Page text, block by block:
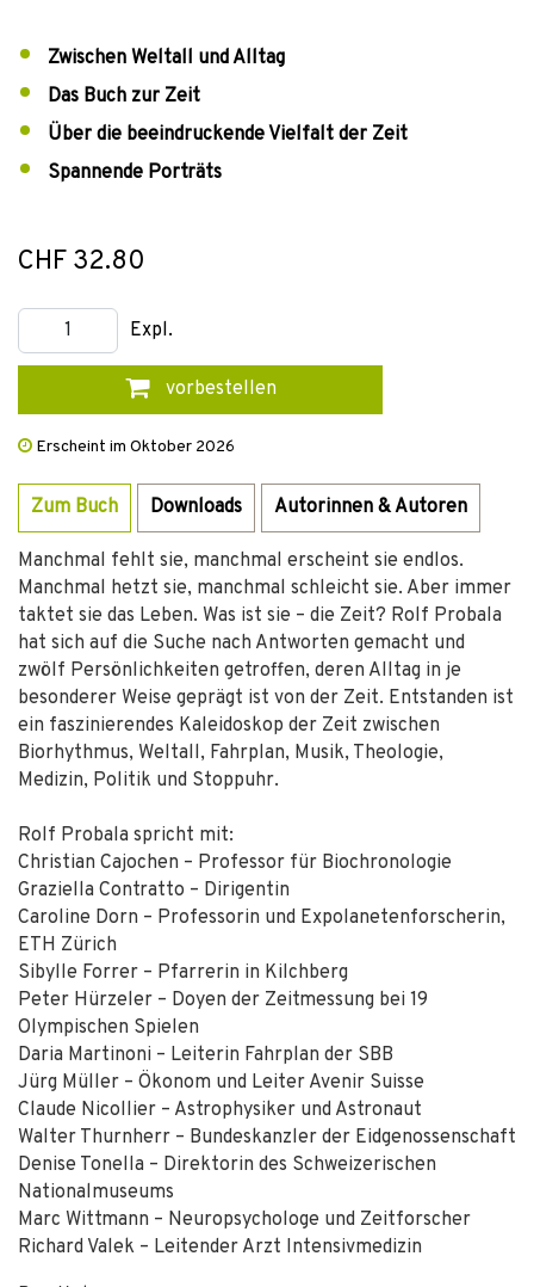
Zwischen Weltall und Alltag
Das Buch zur Zeit
Über die beeindruckende Vielfalt der Zeit
Spannende Porträts
CHF 32.80
Expl.
vorbestellen
Erscheint im Oktober 2026
Zum Buch Downloads Autorinnen & Autoren
Manchmal fehlt sie, manchmal erscheint sie endlos.
Manchmal hetzt sie, manchmal schleicht sie. Aber immer
taktet sie das Leben. Was ist sie – die Zeit? Rolf Probala
hat sich auf die Suche nach Antworten gemacht und
zwölf Persönlichkeiten getroffen, deren Alltag in je
besonderer Weise geprägt ist von der Zeit. Entstanden ist
ein faszinierendes Kaleidoskop der Zeit zwischen
Biorhythmus, Weltall, Fahrplan, Musik, Theologie,
Medizin, Politik und Stoppuhr.
Rolf Probala spricht mit:
Christian Cajochen – Professor für Biochronologie
Graziella Contratto – Dirigentin
Caroline Dorn – Professorin und Expolanetenforscherin,
ETH Zürich
Sibylle Forrer – Pfarrerin in Kilchberg
Peter Hürzeler – Doyen der Zeitmessung bei 19
Olympischen Spielen
Daria Martinoni – Leiterin Fahrplan der SBB
Jürg Müller – Ökonom und Leiter Avenir Suisse
Claude Nicollier – Astrophysiker und Astronaut
Walter Thurnherr – Bundeskanzler der Eidgenossenschaft
Denise Tonella – Direktorin des Schweizerischen
Nationalmuseums
Marc Wittmann – Neuropsychologe und Zeitforscher
Richard Valek – Leitender Arzt Intensivmedizin